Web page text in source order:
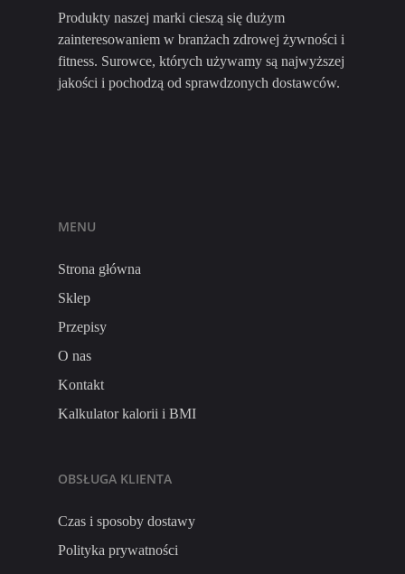
Produkty naszej marki cieszą się dużym
zainteresowaniem w branżach zdrowej żywności i
fitness. Surowce, których używamy są najwyższej
jakości i pochodzą od sprawdzonych dostawców.
MENU
Strona główna
Sklep
Przepisy
O nas
Kontakt
Kalkulator kalorii i BMI
OBSŁUGA KLIENTA
Czas i sposoby dostawy
Polityka prywatności